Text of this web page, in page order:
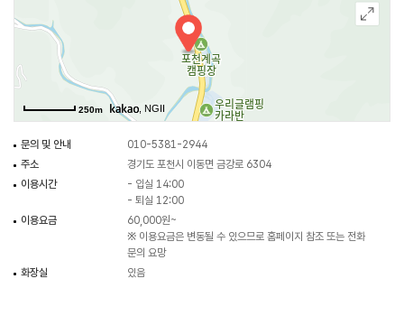
다른 장점으로는 사이트가 넓고 일렬로 펼쳐진 구조라 다른 사이트와 마주 보고
있지 않아 프라이버시를 존중받을 수 있다.
250m , NGII
문의 및 안내
010-5381-2944
주소
경기도 포천시 이동면 금강로 6304
이용시간
- 입실 14:00
- 퇴실 12:00
이용요금
60,000원~
※ 이용요금은 변동될 수 있으므로 홈페이지 참조 또는 전화
문의 요망
화장실
있음